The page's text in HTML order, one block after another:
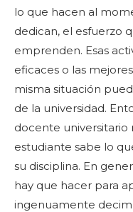
lo que hacen al
dedican, el esfuerzo
emprenden. Esas
eficaces o las
misma situación
de la universidad.
docente
estudiante sabe lo
su disciplina. En
hay que hacer para
ingenuamente